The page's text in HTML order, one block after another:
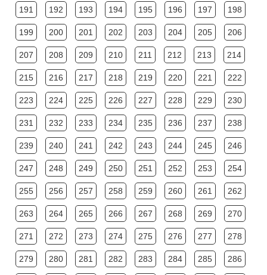
191 192 193 194 195 196 197 198
199 200 201 202 203 204 205 206
207 208 209 210 211 212 213 214
215 216 217 218 219 220 221 222
223 224 225 226 227 228 229 230
231 232 233 234 235 236 237 238
239 240 241 242 243 244 245 246
247 248 249 250 251 252 253 254
255 256 257 258 259 260 261 262
263 264 265 266 267 268 269 270
271 272 273 274 275 276 277 278
279 280 281 282 283 284 285 286